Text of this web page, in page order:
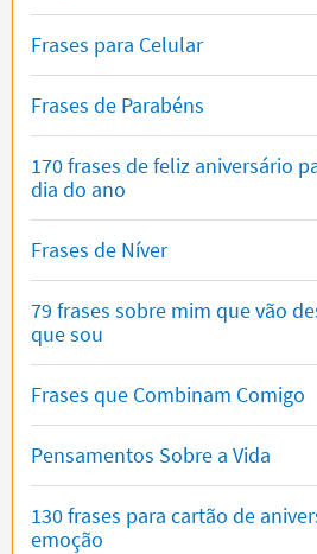
Frases para Celular
Frases de Parabéns
170 frases de feliz aniversário
dia do ano
Frases de Níver
79 frases sobre mim que vão
que sou
Frases que Combinam Comigo
Pensamentos Sobre a Vida
130 frases para cartão de
emoção